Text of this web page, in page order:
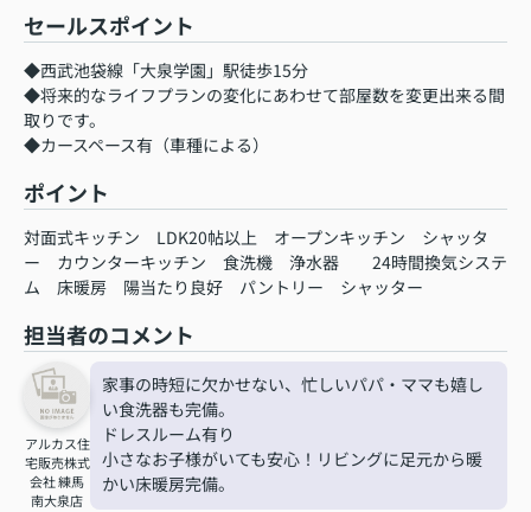
セールスポイント
◆西武池袋線「大泉学園」駅徒歩15分
◆将来的なライフプランの変化にあわせて部屋数を変更出来る間
取りです。
◆カースペース有（車種による）
ポイント
対面式キッチン LDK20帖以上 オープンキッチン
シャッタ
ー
カウンターキッチン 食洗機 浄水器
24時間換気システ
ム
床暖房 陽当たり良好 パントリー シャッター
担当者のコメント
アルカス住
宅販売株式
会社 練馬
南大泉店
家事の時短に欠かせない、忙しいパパ・ママも嬉し
い食洗器も完備。
ドレスルーム有り
小さなお子様がいても安心！リビングに足元から暖
かい床暖房完備。